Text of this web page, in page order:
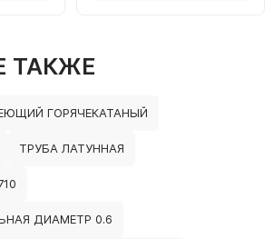
ТАКЖЕ
ГОРЯЧЕКАТАНЫЙ
ТРУБА ЛАТУННАЯ
ДИАМЕТР 0.6